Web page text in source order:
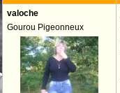
valoche
Gourou Pigeonneux